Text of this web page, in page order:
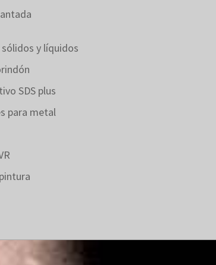
y líquidos
SDS plus
para metal